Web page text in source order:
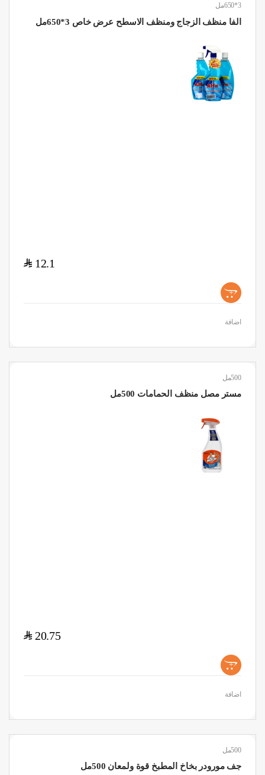
3*650مل
الفا منظف الزجاج ومنظف الاسطح عرض خاص 3*650مل
12.1
$
+
اضافة
500مل
مستر مصل منظف الحمامات 500مل
20.75
$
+
اضافة
500مل
جف مورودر بخاخ المطبخ قوة ولمعان 500مل